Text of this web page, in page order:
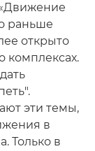
раньше
открыто
комплексах.
эти темы,
в
Только в